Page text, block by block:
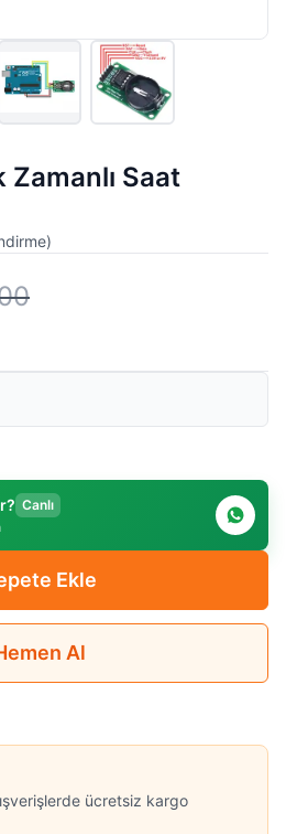
Zamanlı Saat
)
Canlı
Ekle
Al
ücretsiz kargo